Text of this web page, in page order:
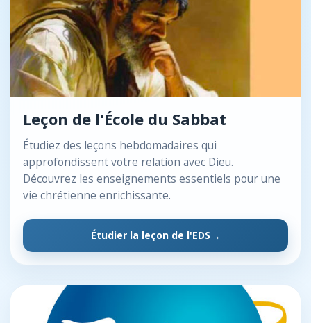
Leçon de l'École du Sabbat
Étudiez des leçons hebdomadaires qui
approfondissent votre relation avec Dieu.
Découvrez les enseignements essentiels pour une
vie chrétienne enrichissante.
Étudier la leçon de l'EDS